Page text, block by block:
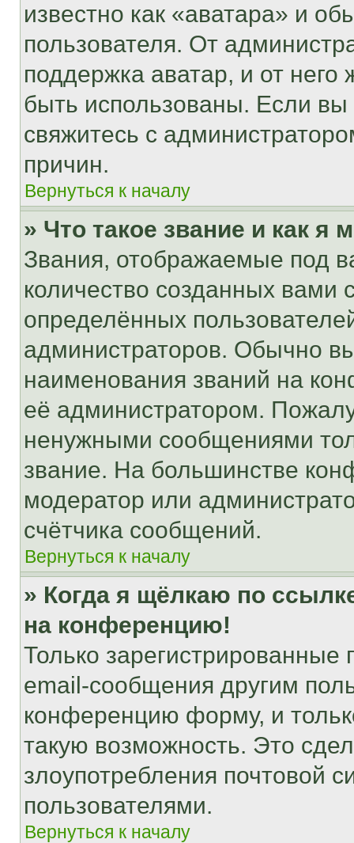
известно как «аватара» и
пользователя. От
поддержка аватар, и от него
быть использованы. Если
свяжитесь с
причин.
Вернуться к началу
» Что такое звание и как я
Звания, отображаемые под
количество созданных
определённых
администраторов. Обычно
наименования званий на
её администратором.
ненужными сообщениями
звание. На большинстве
модератор или
счётчика сообщений.
Вернуться к началу
» Когда я щёлкаю по
на конференцию!
Только зарегистрированные
email-сообщения другим
конференцию форму, и
такую возможность. Это
злоупотребления почтовой
пользователями.
Вернуться к началу